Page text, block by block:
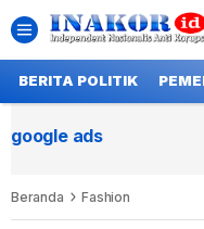
BERITA POLITIK
google ads
Beranda Fashion